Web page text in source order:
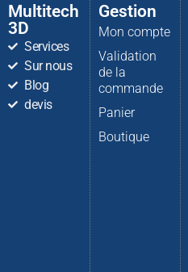
Multitech
3D
Services
Sur nous
Blog
devis
Gestion
Mon compte
Validation
de la
commande
Panier
Boutique